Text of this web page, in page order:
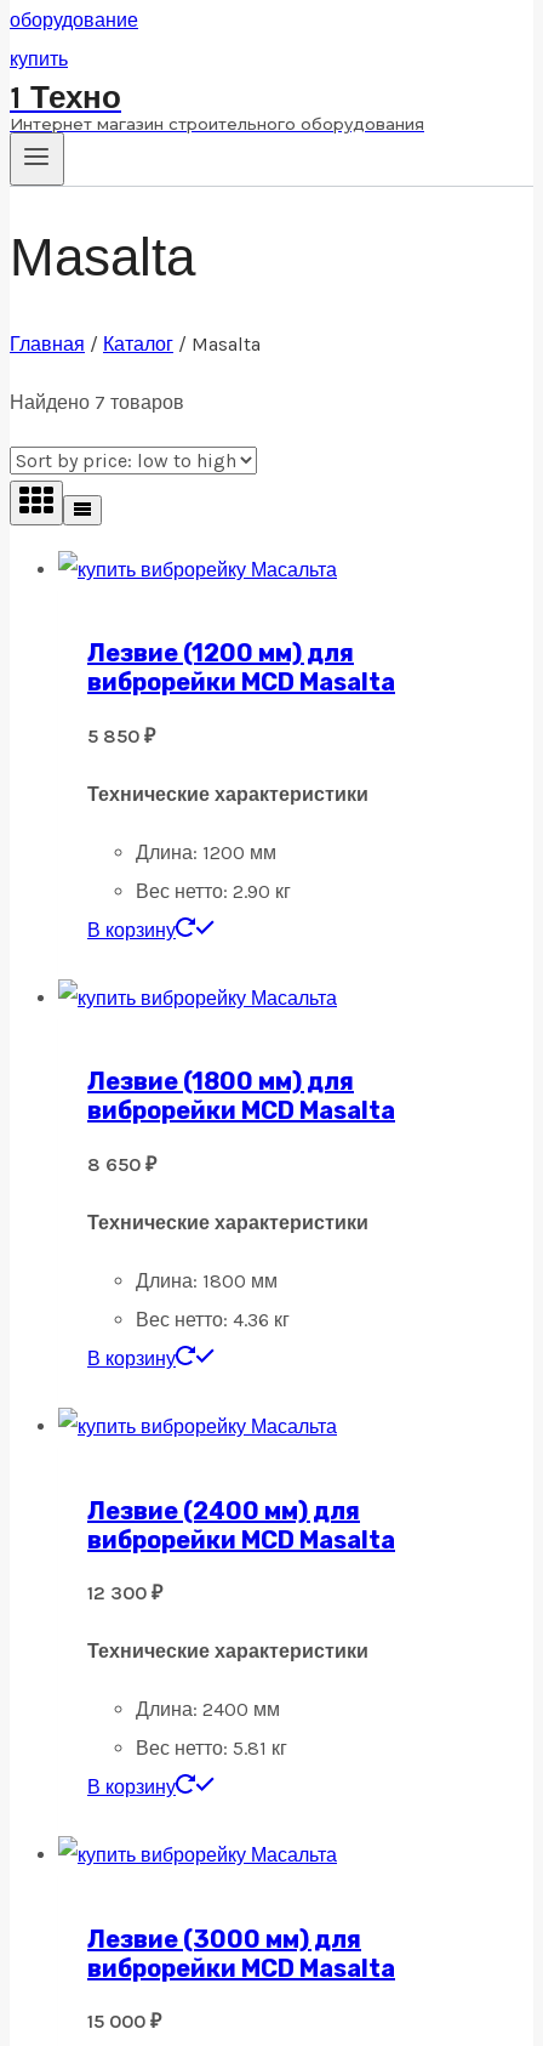
1 Техно
Интернет магазин строительного оборудования
Masalta
Главная / Каталог / Masalta
Найдено 7 товаров
Лезвие (1200 мм) для
виброрейки MCD Masalta
5 850 ₽
Технические характеристики
Длина: 1200 мм
Вес нетто: 2.90 кг
В корзину
Лезвие (1800 мм) для
виброрейки MCD Masalta
8 650 ₽
Технические характеристики
Длина: 1800 мм
Вес нетто: 4.36 кг
В корзину
Лезвие (2400 мм) для
виброрейки MCD Masalta
12 300 ₽
Технические характеристики
Длина: 2400 мм
Вес нетто: 5.81 кг
В корзину
Лезвие (3000 мм) для
виброрейки MCD Masalta
15 000 ₽